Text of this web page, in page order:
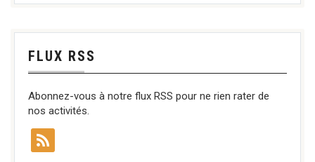
FLUX RSS
Abonnez-vous à notre flux RSS pour ne rien rater de
nos activités.